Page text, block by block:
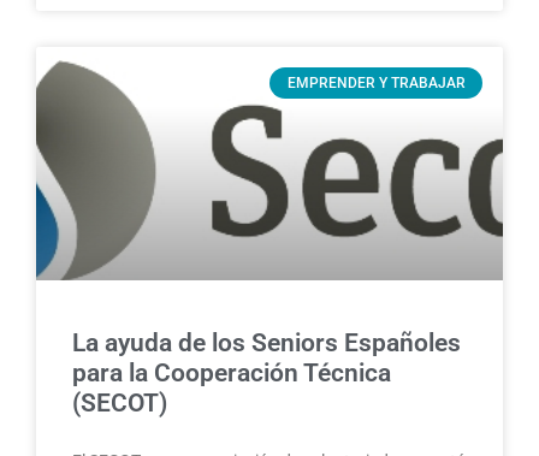
EMPRENDER Y TRABAJAR
La ayuda de los Seniors Españoles
para la Cooperación Técnica
(SECOT)